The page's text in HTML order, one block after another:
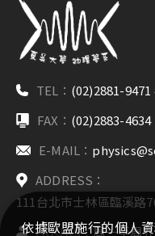
TEL： (02)2881-9471
FAX： (02)2883-4634
E-MAIL：
ADDRESS：
111台北市士林區臨溪路
HOURS：周一至周
依據歐盟施行的個人